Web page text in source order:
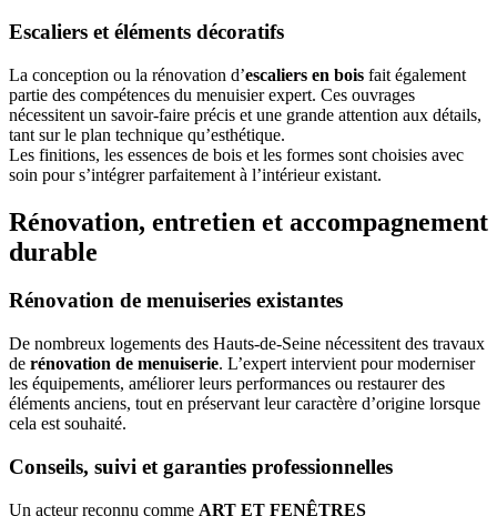
Escaliers et éléments décoratifs
La conception ou la rénovation d’escaliers en bois fait également
partie des compétences du menuisier expert. Ces ouvrages
nécessitent un savoir-faire précis et une grande attention aux détails,
tant sur le plan technique qu’esthétique.
Les finitions, les essences de bois et les formes sont choisies avec
soin pour s’intégrer parfaitement à l’intérieur existant.
Rénovation, entretien et accompagnement
durable
Rénovation de menuiseries existantes
De nombreux logements des Hauts-de-Seine nécessitent des travaux
de rénovation de menuiserie. L’expert intervient pour moderniser
les équipements, améliorer leurs performances ou restaurer des
éléments anciens, tout en préservant leur caractère d’origine lorsque
cela est souhaité.
Conseils, suivi et garanties professionnelles
Un acteur reconnu comme ART ET FENÊTRES